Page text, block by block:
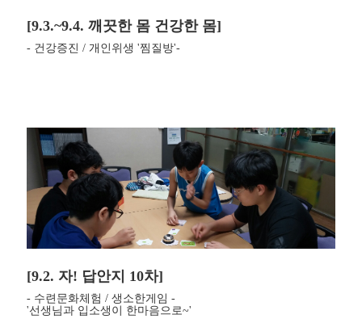
[9.3.~9.4. 깨끗한 몸 건강한 몸]
- 건강증진 / 개인위생 '찜질방'-
[9.2. 자! 답안지 10차]
- 수련문화체험 / 생소한게임 -
'선생님과 입소생이 한마음으로~'